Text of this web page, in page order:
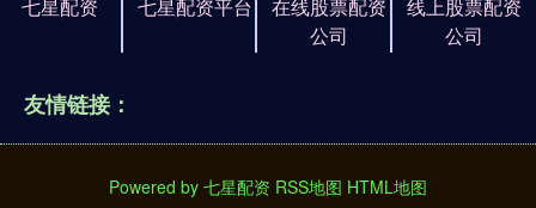
七星配资 七星配资平台
在线股票配资
公司
线上股票配资
公司
友情链接：
Powered by 七星配资 RSS地图 HTML地图